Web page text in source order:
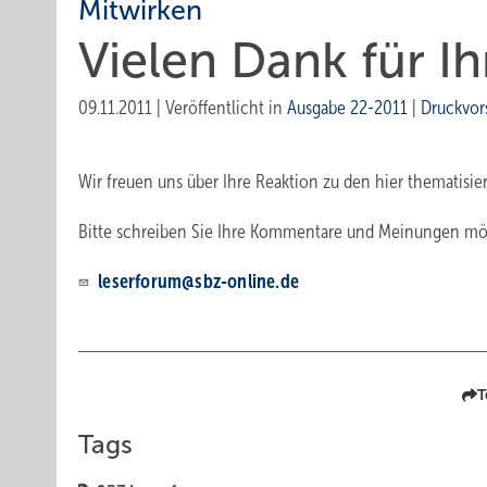
Mitwirken
Vielen Dank für
09.11.2011 Veröffentlicht in Ausgabe 22-2011
Wir freuen uns über Ihre Reaktion zu den hier
Bitte schreiben Sie Ihre Kommentare und Meinungen
leserforum@sbz-online.de
Tags